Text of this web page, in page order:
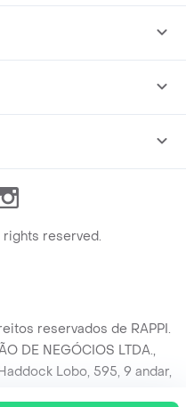
Instagram
rights reserved.
reservados de RAPPI.
DE NEGÓCIOS LTDA.,
Lobo, 595, 9 andar,